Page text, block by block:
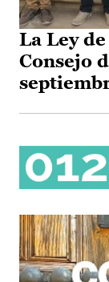
La Ley
Consejo